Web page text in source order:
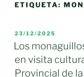
ETIQUETA:
PUBLICADO
EL
23/12/2025
Los
en visita
Provincial de